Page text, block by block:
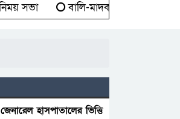
সভা বালি-মাদক সিন্ডিকেট বিরুদ্ধে
হাসপাতালের ভিত্তি